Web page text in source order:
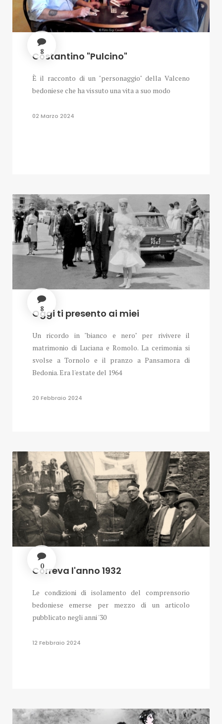
8
Costantino "Pulcino"
È il racconto di un "personaggio" della Valceno
bedoniese che ha vissuto una vita a suo modo
02 Marzo 2024
8
Oggi ti presento ai miei
Un ricordo in "bianco e nero" per rivivere il
matrimonio di Luciana e Romolo. La cerimonia si
svolse a Tornolo e il pranzo a Pansamora di
Bedonia. Era l'estate del 1964
20 Febbraio 2024
0
Correva l'anno 1932
Le condizioni di isolamento del comprensorio
bedoniese emerse per mezzo di un articolo
pubblicato negli anni '30
12 Febbraio 2024